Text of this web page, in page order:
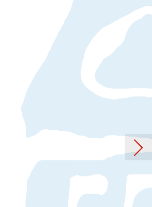
– Abstract Art